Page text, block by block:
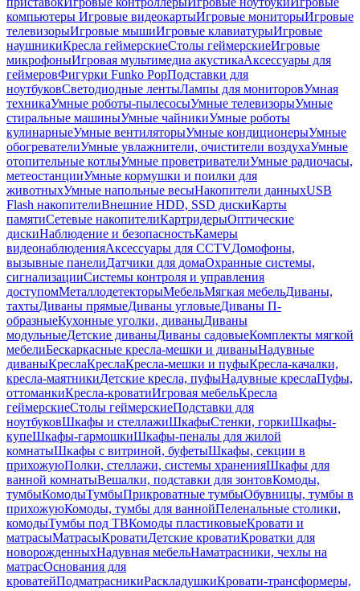
компьютеры Игровые видеокартыИгровые мониторыИгровые
телевизорыИгровые мышиИгровые клавиатурыИгровые
наушникиКресла геймерскиеСтолы геймерскиеИгровые
микрофоныИгровая мультимедиа акустикаАксессуары для
геймеровФигурки Funko PopПодставки для
ноутбуковСветодиодные лентыЛампы для мониторовУмная
техникаУмные роботы-пылесосыУмные телевизорыУмные
стиральные машиныУмные чайникиУмные роботы
кулинарныеУмные вентиляторыУмные кондиционерыУмные
обогревателиУмные увлажнители, очистители воздухаУмные
отопительные котлыУмные проветривателиУмные радиочасы,
метеостанцииУмные кормушки и поилки для
животныхУмные напольные весыНакопители данныхUSB
Flash накопителиВнешние HDD, SSD дискиКарты
памятиСетевые накопителиКартридерыОптические
дискиНаблюдение и безопасностьКамеры
видеонаблюденияАксессуары для CCTVДомофоны,
вызывные панелиДатчики для домаОхранные системы,
сигнализацииСистемы контроля и управления
доступомМеталлодетекторыМебельМягкая мебельДиваны,
тахтыДиваны прямыеДиваны угловыеДиваны П-
образныеКухонные уголки, диваныДиваны
модульныеДетские диваныДиваны садовыеКомплекты мягкой
мебелиБескаркасные кресла-мешки и диваныНадувные
диваныКреслаКреслаКресла-мешки и пуфыКресла-качалки,
кресла-маятникиДетские кресла, пуфыНадувные креслаПуфы,
оттоманкиКресла-кроватиИгровая мебельКресла
геймерскиеСтолы геймерскиеПодставки для
ноутбуковШкафы и стеллажиШкафыСтенки, горкиШкафы-
купеШкафы-гармошкиШкафы-пеналы для жилой
комнатыШкафы с витриной, буфетыШкафы, секции в
прихожуюПолки, стеллажи, системы храненияШкафы для
ванной комнатыВешалки, подставки для зонтовКомоды,
тумбыКомодыТумбыПрикроватные тумбыОбувницы, тумбы в
прихожуюКомоды, тумбы для ваннойПеленальные столики,
комодыТумбы под ТВКомоды пластиковыеКровати и
матрасыМатрасыКроватиДетские кроватиКроватки для
новорожденныхНадувная мебельНаматрасники, чехлы на
матрасОснования для
кроватейПодматрасникиРаскладушкиКровати-трансформеры,